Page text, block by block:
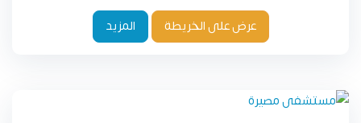
عرض على الخريطة المزيد